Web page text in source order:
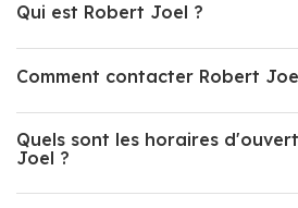
Qui est Robert Joel ?
Comment contacter Robert
Quels sont les horaires
Joel ?